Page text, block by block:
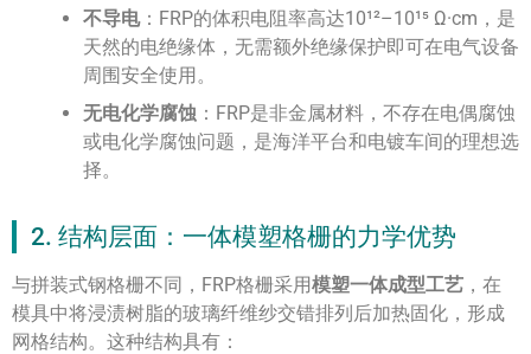
不导电：FRP的体积电阻率高达10¹²–10¹⁵ Ω·cm，是
天然的电绝缘体，无需额外绝缘保护即可在电气设备
周围安全使用。
无电化学腐蚀 ：FRP是非金属材料，不存在电偶腐蚀
或电化学腐蚀问题，是海洋平台和电镀车间的理想选
择。
2. 结构层面：一体模塑格栅的力学优势
与拼装式钢格栅不同，FRP格栅采用模塑一体成型工艺 ，在
模具中将浸渍树脂的玻璃纤维纱交错排列后加热固化，形成
网格结构。这种结构具有：